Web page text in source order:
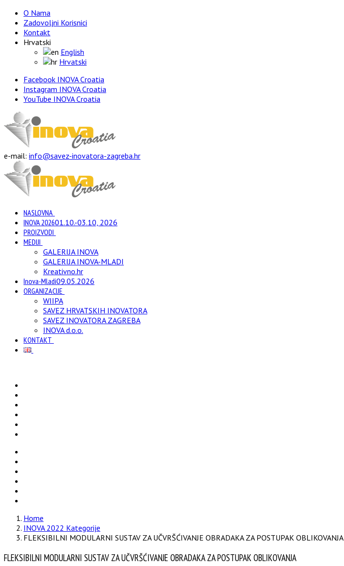
O Nama
Zadovoljni Korisnici
Kontakt
Hrvatski
English
Hrvatski
Facebook INOVA Croatia
Instagram INOVA Croatia
YouTube INOVA Croatia
e-mail: info@savez-inovatora-zagreba.hr
NASLOVNA
INOVA 202601.10.-03.10, 2026
PROIZVODI
MEDIJI
GALERIJA INOVA
GALERIJA INOVA-MLADI
Kreativno.hr
Inova-Mladi09.05.2026
ORGANIZACIJE
WIIPA
SAVEZ HRVATSKIH INOVATORA
SAVEZ INOVATORA ZAGREBA
INOVA d.o.o.
KONTAKT
Home
INOVA 2022 Kategorije
FLEKSIBILNI MODULARNI SUSTAV ZA UČVRŠĆIVANJE OBRADAKA ZA POSTUPAK OBLIKOVANJA
FLEKSIBILNI MODULARNI SUSTAV ZA UČVRŠĆIVANJE OBRADAKA ZA POSTUPAK OBLIKOVANJA